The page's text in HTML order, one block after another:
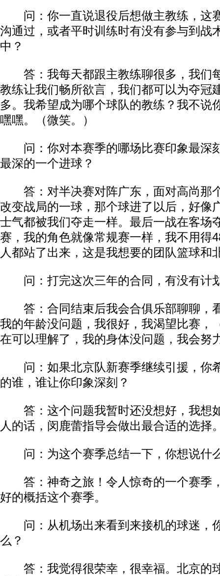
问：你一直说退役后想做主教练，这
沟通过，或者平时训练时有没有参与到战
中？
答：我每天都跟主教练聊很多，我们
教练让我们畅所欲言，我们都可以为夺冠
多。我希望成为哪个球队的教练？我不说
嘿嘿。（微笑。）
问：你对本赛季的哪场比赛印象最深
最深的一个进球？
答：对半决赛对阵广东，面对高尚那
改变战局的一球，那个球进了以后，好像
士气都被我们夺走一样。最后一战在客场
赛，我的角色就像常规赛一样，我不用得
人都站了出来，这是我想要的团队篮球和
问：打完这次三年的合同，有没有计
答：合同结束后我会合俱乐部聊聊，
我的年龄没问题，我很好，我渴望比赛，
在可以理解了，我的身体没问题，我会努
问：如果北京队新赛季继续引援，你
的谁，谁让你印象深刻？
答：这个问题我暂时还没想好，我想
人的话，闵鹿蕾指导会做出最合适的选择
问：为这个赛季总结一下，你想说什
答：神奇之旅！令人惊奇的一个赛季
好的概括这个赛季。
问：从机场出来看到来接机的球迷，
么？
答：我觉得很荣幸，很幸福。北京的